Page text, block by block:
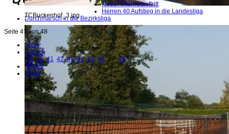
TCBuckenhof_3.jpg
Neuer Internetauftritt
Herren 40 Aufstieg in die Landesliga
Durchmarsch in die Bezirksliga
Seite 47 von 48
Start
Zurück
39 40 41 42 43 44 45 46 47 48
Weiter
Ende